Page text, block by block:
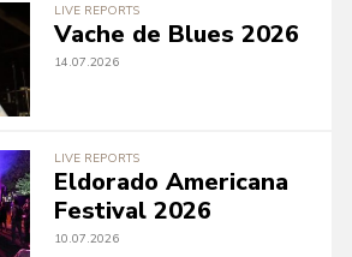
LIVE REPORTS
Vache de Blues 2026
14.07.2026
LIVE REPORTS
Eldorado Americana
Festival 2026
10.07.2026